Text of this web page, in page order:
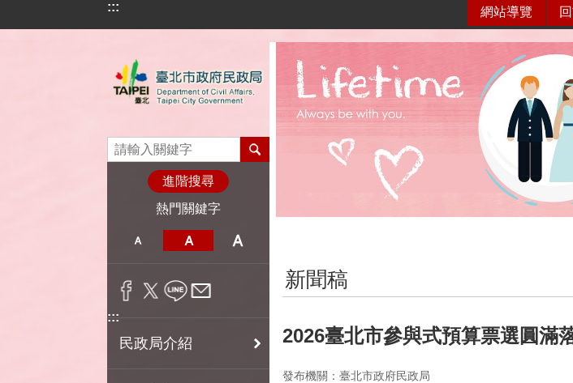
跳到主要內容區塊
::: 網站導覽
進階搜尋
熱門關鍵字
:::
民政局介紹
新聞稿
2026臺北市參與式預算票選圓滿
發布機關：臺北市政府民政局